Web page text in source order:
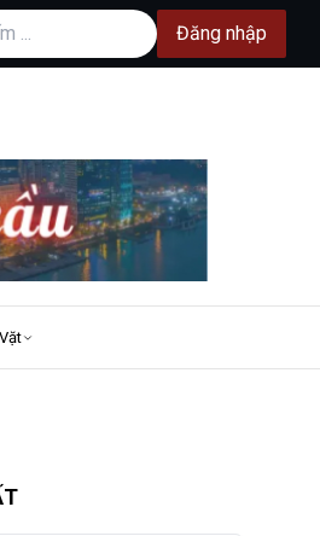
Đăng nhập